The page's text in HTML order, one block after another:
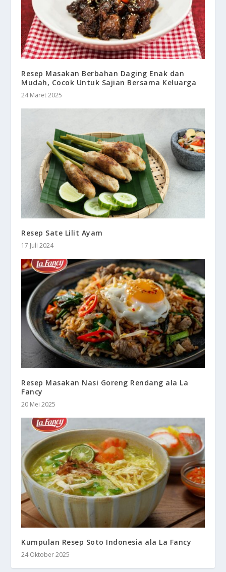
Resep Masakan Berbahan Daging Enak dan
Mudah, Cocok Untuk Sajian Bersama Keluarga
24 Maret 2025
Resep Sate Lilit Ayam
17 Juli 2024
Resep Masakan Nasi Goreng Rendang ala La
Fancy
20 Mei 2025
Kumpulan Resep Soto Indonesia ala La Fancy
24 Oktober 2025